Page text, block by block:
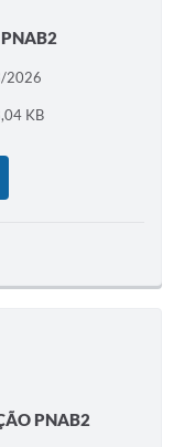
2026
KB
PNAB2